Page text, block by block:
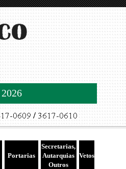
Portarias
Secretarias,
Autarquias
Outros
Vetos